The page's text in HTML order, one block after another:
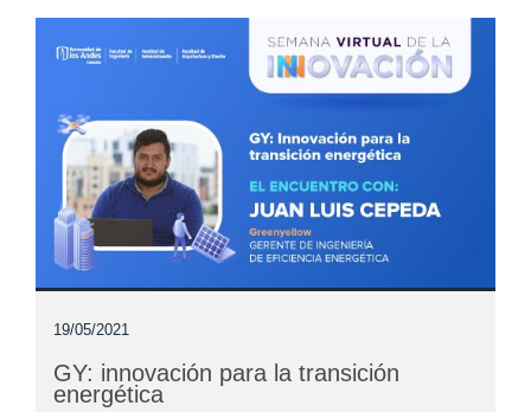
19/05/2021
GY: innovación para la transición
energética